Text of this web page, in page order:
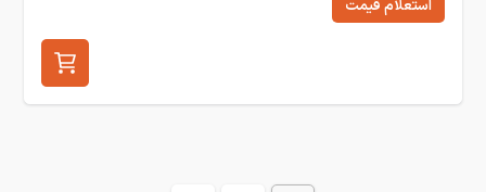
استعلام قیمت